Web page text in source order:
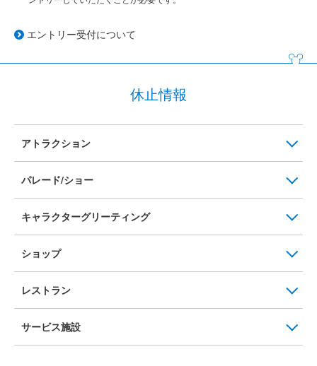
エントリー受付について
休止情報
アトラクション
パレード/ショー
キャラクターグリーティング
ショップ
レストラン
サービス施設